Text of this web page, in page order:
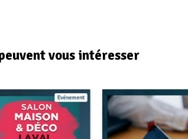
vous intéresser